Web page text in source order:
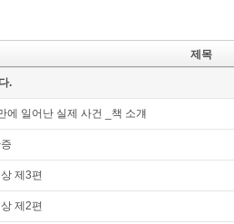
제목
.
에 일어난 실제 사건 _책 소걔
제3편
제2편